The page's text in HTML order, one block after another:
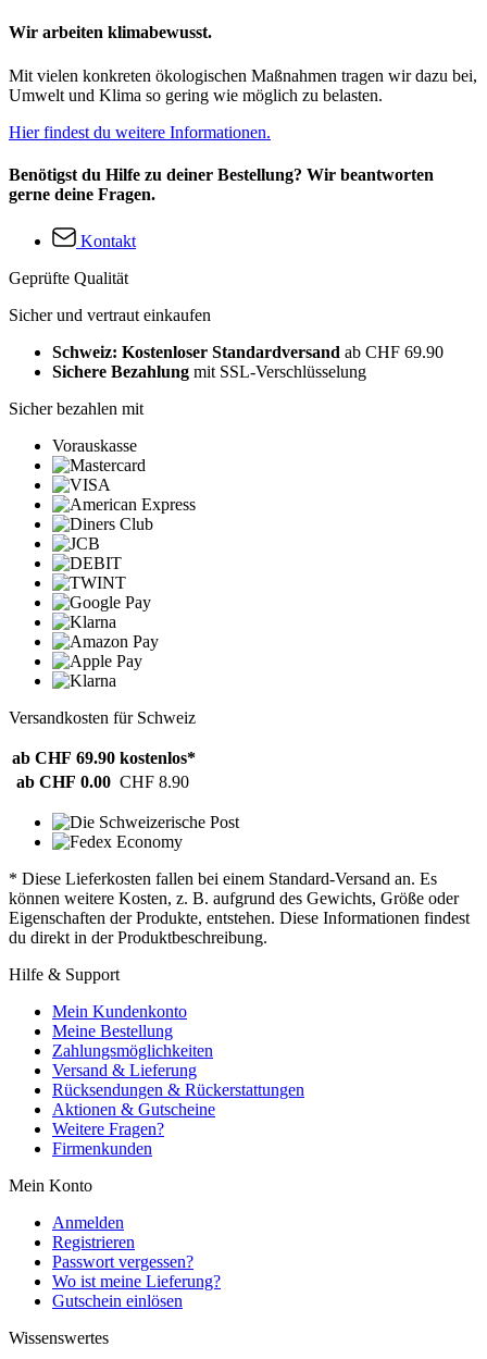
Wir arbeiten klimabewusst.
Mit vielen konkreten ökologischen Maßnahmen tragen wir dazu bei,
Umwelt und Klima so gering wie möglich zu belasten.
Hier findest du weitere Informationen.
Benötigst du Hilfe zu deiner Bestellung? Wir beantworten
gerne deine Fragen.
Kontakt
Geprüfte Qualität
Sicher und vertraut einkaufen
Schweiz: Kostenloser Standardversand ab CHF 69.90
Sichere Bezahlung mit SSL-Verschlüsselung
Sicher bezahlen mit
Vorauskasse
Versandkosten für Schweiz
ab CHF 69.90 kostenlos*
ab CHF 0.00 CHF 8.90
* Diese Lieferkosten fallen bei einem Standard-Versand an. Es
können weitere Kosten, z. B. aufgrund des Gewichts, Größe oder
Eigenschaften der Produkte, entstehen. Diese Informationen findest
du direkt in der Produktbeschreibung.
Hilfe & Support
Mein Kundenkonto
Meine Bestellung
Zahlungsmöglichkeiten
Versand & Lieferung
Rücksendungen & Rückerstattungen
Aktionen & Gutscheine
Weitere Fragen?
Firmenkunden
Mein Konto
Anmelden
Registrieren
Passwort vergessen?
Wo ist meine Lieferung?
Gutschein einlösen
Wissenswertes